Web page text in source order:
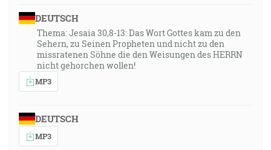
DEUTSCH
Thema: Jesaia 30,8-13: Das Wort Gottes kam zu den
Sehern, zu Seinen Propheten und nicht zu den
missratenen Söhne die den Weisungen des HERRN
nicht gehorchen wollen!
MP3
DEUTSCH
MP3